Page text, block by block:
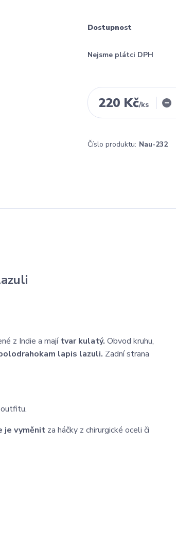
Dostupnost
Nejsme plátci DPH
220 Kč/ks
Číslo produktu: Nau-232
z Indie a majítvar kulatý. Obvod kruhu,
lapis lazuli. Zadní strana
je vyměnit za háčky z chirurgické oceli či